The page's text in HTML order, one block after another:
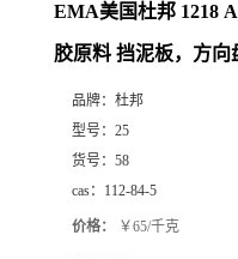
EMA美国杜邦 1218
胶原料 挡泥板，方向
品牌： 杜邦
型号： 25
货号： 58
cas： 112-84-5
价格： ￥65/千克